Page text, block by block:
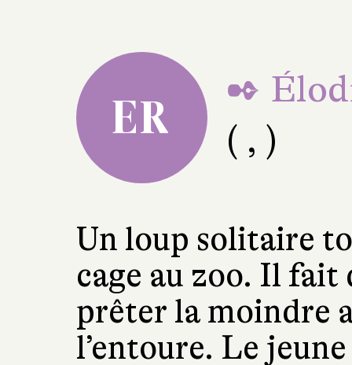
ER
✒
( , )
Un loup solitaire
cage au zoo. Il fait
prêter la moindre
l’entoure. Le